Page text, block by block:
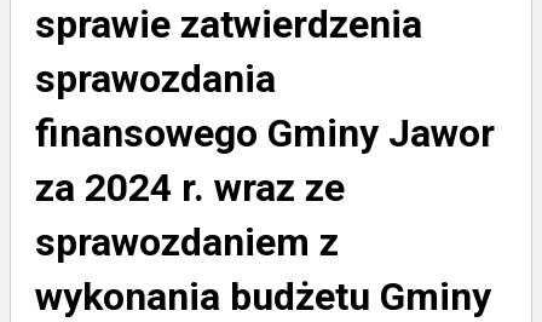
sprawie zatwierdzenia
sprawozdania
finansowego Gminy Jawor
za 2024 r. wraz ze
sprawozdaniem z
wykonania budżetu Gminy